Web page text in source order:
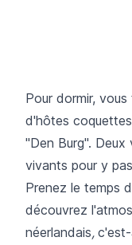
Pour dormir,
d'hôtes
"Den Burg".
vivants pour y
Prenez le temps
découvrez
néerlandais,